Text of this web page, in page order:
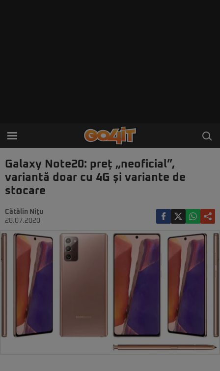
Galaxy Note20: preț „neoficial”,
variantă doar cu 4G și variante de
stocare
Cătălin Niţu
28.07.2020